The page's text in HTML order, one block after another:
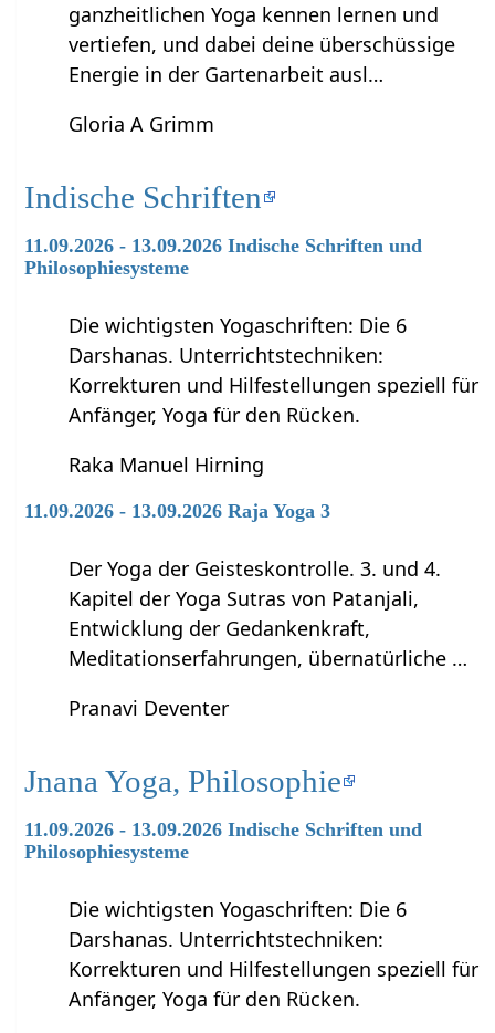
ganzheitlichen Yoga kennen lernen und
vertiefen, und dabei deine überschüssige
Energie in der Gartenarbeit ausl…
Gloria A Grimm
Indische Schriften
11.09.2026 - 13.09.2026 Indische Schriften und
Philosophiesysteme
Die wichtigsten Yogaschriften: Die 6
Darshanas. Unterrichtstechniken:
Korrekturen und Hilfestellungen speziell für
Anfänger, Yoga für den Rücken.
Raka Manuel Hirning
11.09.2026 - 13.09.2026 Raja Yoga 3
Der Yoga der Geisteskontrolle. 3. und 4.
Kapitel der Yoga Sutras von Patanjali,
Entwicklung der Gedankenkraft,
Meditationserfahrungen, übernatürliche …
Pranavi Deventer
Jnana Yoga, Philosophie
11.09.2026 - 13.09.2026 Indische Schriften und
Philosophiesysteme
Die wichtigsten Yogaschriften: Die 6
Darshanas. Unterrichtstechniken:
Korrekturen und Hilfestellungen speziell für
Anfänger, Yoga für den Rücken.